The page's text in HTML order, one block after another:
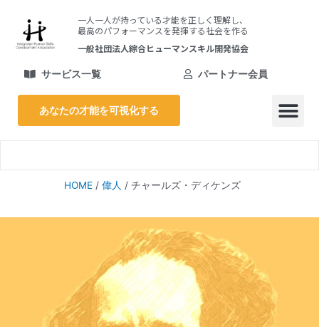
一人一人が持っている才能を正しく理解し、
最高のパフォーマンスを発揮する社会を作る
一般社団法人綜合ヒューマンスキル開発協会
サービス一覧 パートナー会員
あなたの才能を可視化する
HOME / 偉人 / チャールズ・ディケンズ